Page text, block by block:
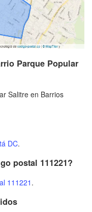
Parque Popular
Salitre en Barrios
DC.
postal 111221?
111221 .